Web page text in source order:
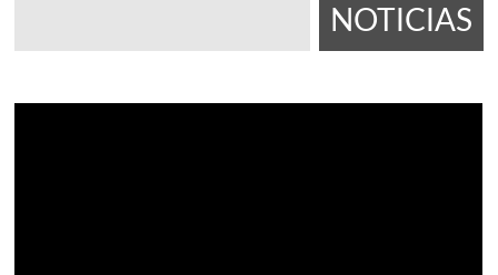
NOTICIAS